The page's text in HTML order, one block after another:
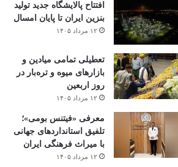
افتتاح ‌پالایشگاه جدید تولید
بنزین ایران تا پایان امسال
۱۲ مرداد ۱۴۰۵
تعطیلی تمامی میادین و
بازارهای میوه و تره‌بار در
روز اربعین
۱۲ مرداد ۱۴۰۵
معرفی «فیتنس بومی»؛
تلفیق استانداردهای جهانی
با میراث فرهنگی ایران
۱۲ مرداد ۱۴۰۵